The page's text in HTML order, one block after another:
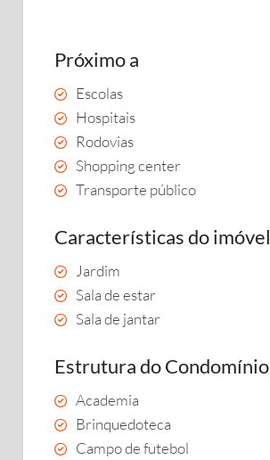
Próximo a
Escolas
Hospitais
Rodovias
Shopping center
Transporte público
Características do imóvel
Jardim
Sala de estar
Sala de jantar
Estrutura do Condomínio
Academia
Brinquedoteca
Campo de futebol